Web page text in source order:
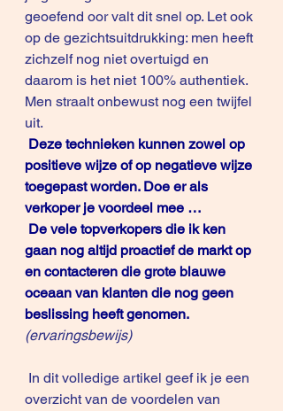
geoefend oor valt dit snel op. Let ook
op de gezichtsuitdrukking: men heeft
zichzelf nog niet overtuigd en
daarom is het niet 100% authentiek.
Men straalt onbewust nog een twijfel
uit.
Deze technieken kunnen zowel op
positieve wijze of op negatieve wijze
toegepast worden. Doe er als
verkoper je voordeel mee …
De vele topverkopers die ik ken
gaan nog altijd proactief de markt op
en contacteren die grote blauwe
oceaan van klanten die nog geen
beslissing heeft genomen.
(ervaringsbewijs)
overzicht van de voordelen van